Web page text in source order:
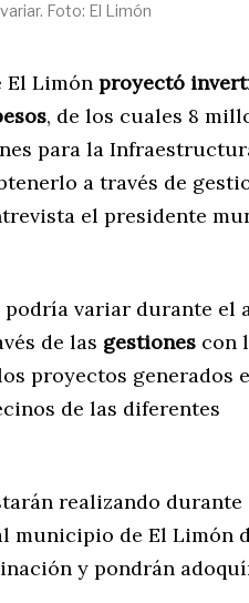
Foto: El Limón
El Limón proyectó
, de los cuales 8
para la
a través de
el presidente
podría variar durante el
de las gestiones con
proyectos generados
de las diferentes
realizando durante
municipio de El Limón
y pondrán